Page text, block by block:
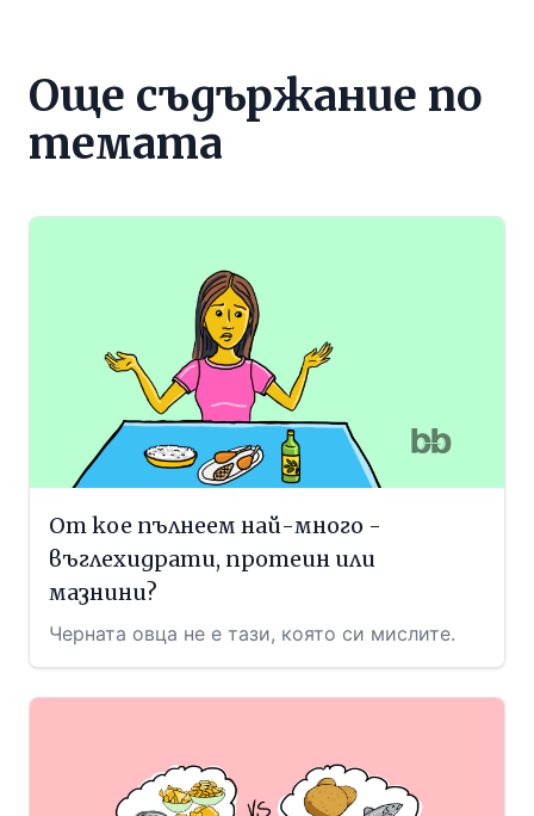
Още съдържание по
темата
От кое пълнеем най-много -
въглехидрати, протеин или
мазнини?
Черната овца не е тази, която си мислите.